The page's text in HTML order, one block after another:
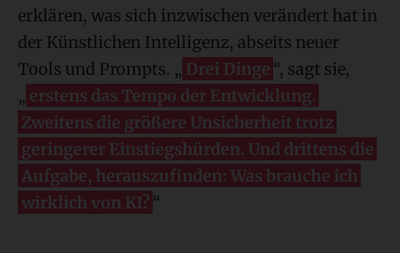
erklären, was sich inzwischen verändert hat in
der Künstlichen Intelligenz, abseits neuer
Tools und Prompts. „ Drei Dinge “, sagt sie,
„ erstens das Tempo der Entwicklung.
Zweitens die größere Unsicherheit trotz
geringerer Einstiegshürden. Und drittens die
Aufgabe, herauszufinden: Was brauche ich
wirklich von KI? “